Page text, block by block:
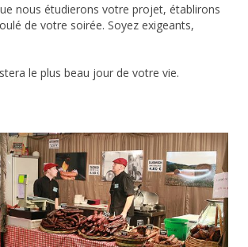
nous étudierons votre projet, établirons
de votre soirée. Soyez exigeants,
le plus beau jour de votre vie.